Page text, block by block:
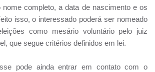
nome completo, a data de nascimento e os
isso, o interessado poderá ser nomeado
como mesário voluntário pelo juiz
que segue critérios definidos em lei.
pode ainda entrar em contato com o